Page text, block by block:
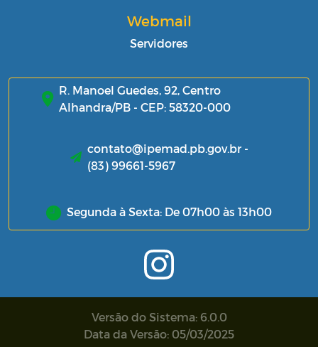
Webmail
Servidores
R. Manoel Guedes, 92, Centro
Alhandra/PB - CEP: 58320-000
contato@ipemad.pb.gov.br -
(83) 99661-5967
Segunda à Sexta: De 07h00 às 13h00
Versão do Sistema: 6.0.0
Data da Versão: 05/03/2025